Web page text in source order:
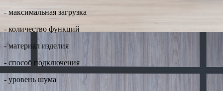
- максимальная загрузка
- количество функций
- материал изделия
- способ подключения
- уровень шума